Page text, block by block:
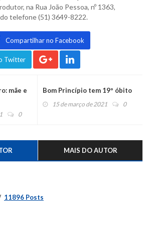
na Rua João Pessoa, nº 1363,
telefone (51) 3649-8222.
Compartilhar no Facebook
Twitter
mãe e
0
Bom Princípio tem 19º óbito
15 de março de 2021 0
MAIS DO AUTOR
11896 Posts